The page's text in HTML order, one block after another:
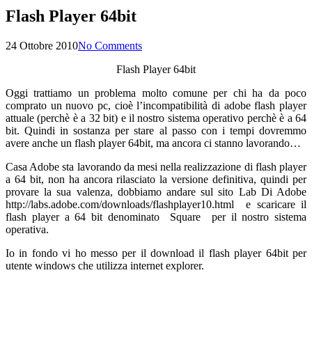
Flash Player 64bit
24 Ottobre 2010No Comments
Flash Player 64bit
Oggi trattiamo un problema molto comune per chi ha da poco
comprato un nuovo pc, cioè l’incompatibilità di adobe flash player
attuale (perchè è a 32 bit) e il nostro sistema operativo perchè è a 64
bit. Quindi in sostanza per stare al passo con i tempi dovremmo
avere anche un flash player 64bit, ma ancora ci stanno lavorando…
Casa Adobe sta lavorando da mesi nella realizzazione di flash player
a 64 bit, non ha ancora rilasciato la versione definitiva, quindi per
provare la sua valenza, dobbiamo andare sul sito Lab Di Adobe
http://labs.adobe.com/downloads/flashplayer10.html e scaricare il
flash player a 64 bit denominato Square per il nostro sistema
operativa.
Io in fondo vi ho messo per il download il flash player 64bit per
utente windows che utilizza internet explorer.